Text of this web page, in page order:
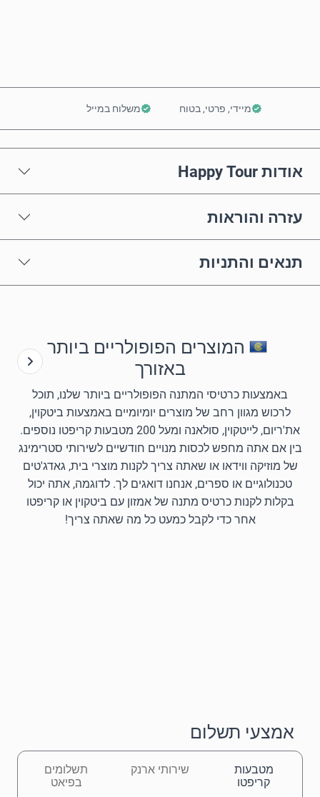
מיידי, פרטי, בטוח משלוח במייל
אודות Happy Tour
עזרה והוראות
תנאים והתניות
המוצרים הפופולריים ביותר
באזורך
באמצעות כרטיסי המתנה הפופולריים ביותר שלנו, תוכל
לרכוש מגוון רחב של מוצרים יומיומיים באמצעות ביטקוין,
את'ריום, לייטקוין, סולאנה ומעל 200 מטבעות קריפטו נוספים.
בין אם אתה מחפש לכסות מנויים חודשיים לשירותי סטרימינג
של מוזיקה ווידאו או שאתה צריך לקנות מוצרי בית, גאדג'טים
טכנולוגיים או ספרים, אנחנו דואגים לך. לדוגמה, אתה יכול
בקלות לקנות כרטיס מתנה של אמזון עם ביטקוין או קריפטו
אחר כדי לקבל כמעט כל מה שאתה צריך!
אמצעי תשלום
מטבעות
קריפטו
שירותי ארנק
תשלומים
בפיאט